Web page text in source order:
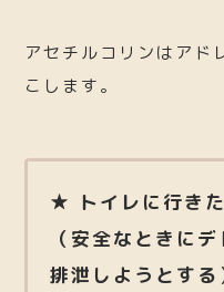
アセチルコリンはアド
こします。
★ トイレに行き
（安全なときに
排泄しようとする